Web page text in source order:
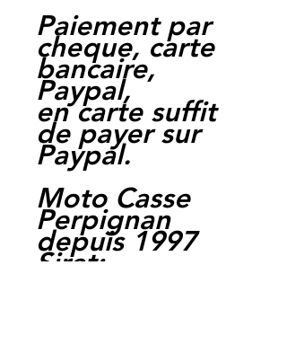
Paiement par
cheque, carte
bancaire,
Paypal,
en carte suffit
de payer sur
Paypal.
Moto Casse
Perpignan
depuis 1997
Siret: